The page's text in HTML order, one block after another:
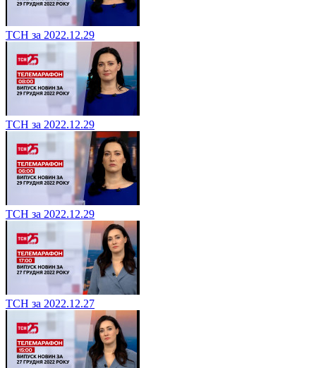
ТСН за 2022.12.29
ТСН за 2022.12.29
ТСН за 2022.12.29
ТСН за 2022.12.27